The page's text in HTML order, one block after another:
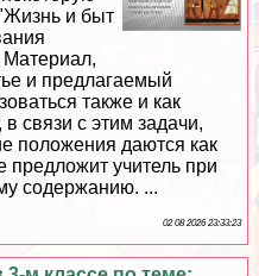
и быт
Материал,
и предлагаемый
также и как
связи с этим задачи,
положения даются как
предложит учитель при
содержанию. ...
02 08 2026 23:33:23